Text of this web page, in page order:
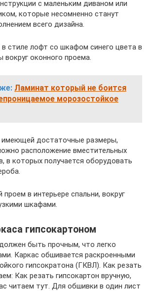
с маленьким диваном или
которые несомненно станут
всего дизайна.
стиле лофт со шкафом синего цвета в
оконного проема.
Ламинат который не боится
морозостойкое
имеющей достаточные размеры,
расположение вместительных
в которых получается оборудовать
в интерьере спальни, вокруг
шкафами.
гипсокартоном
быть прочным, что легко
Каркас обшивается раскроенными
гипсократона (ГКВЛ). Как резать
Как резать гипсокартон вручную,
читаем тут. Для обшивки в один лист